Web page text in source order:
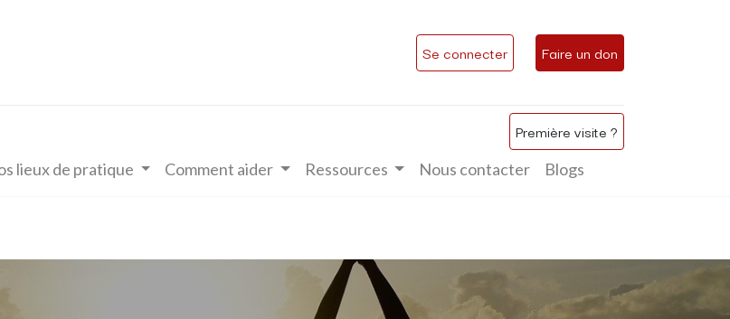
Se connecter Faire un don
Première visite ?
lieux de pratique Comment aider Ressources Nous contacter Blogs